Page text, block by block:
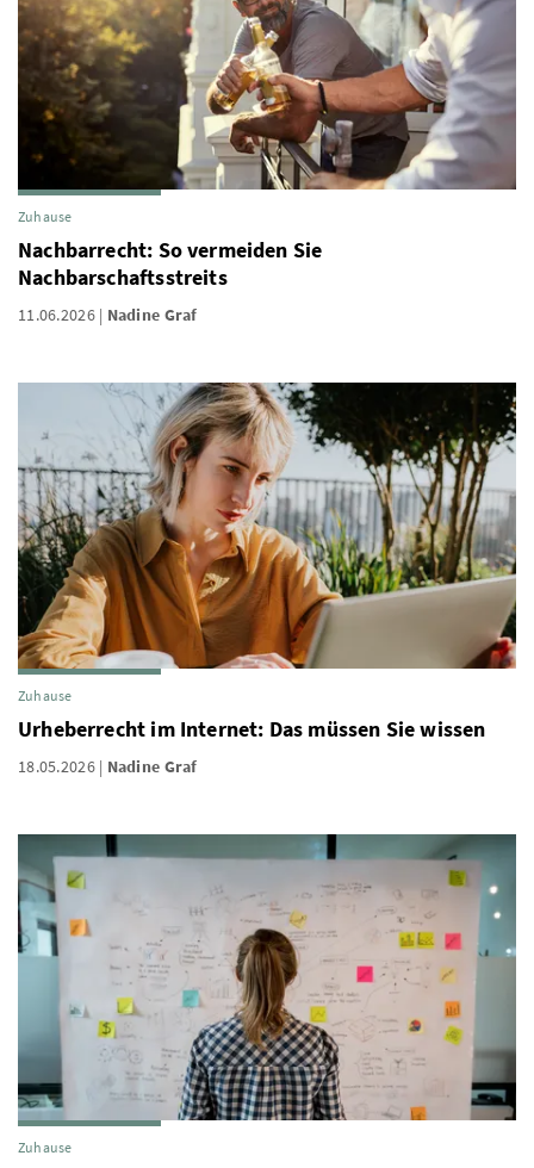
Zuhause
Nachbarrecht: So vermeiden Sie
Nachbarschaftsstreits
11.06.2026 Nadine Graf
Zuhause
Urheberrecht im Internet: Das müssen Sie wissen
18.05.2026 Nadine Graf
Zuhause